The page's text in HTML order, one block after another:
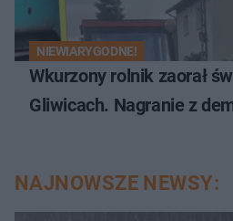
NIEWIARYGODNE!
Wkurzony rolnik zaorał
Gliwicach. Nagranie z
NAJNOWSZE NEWSY: